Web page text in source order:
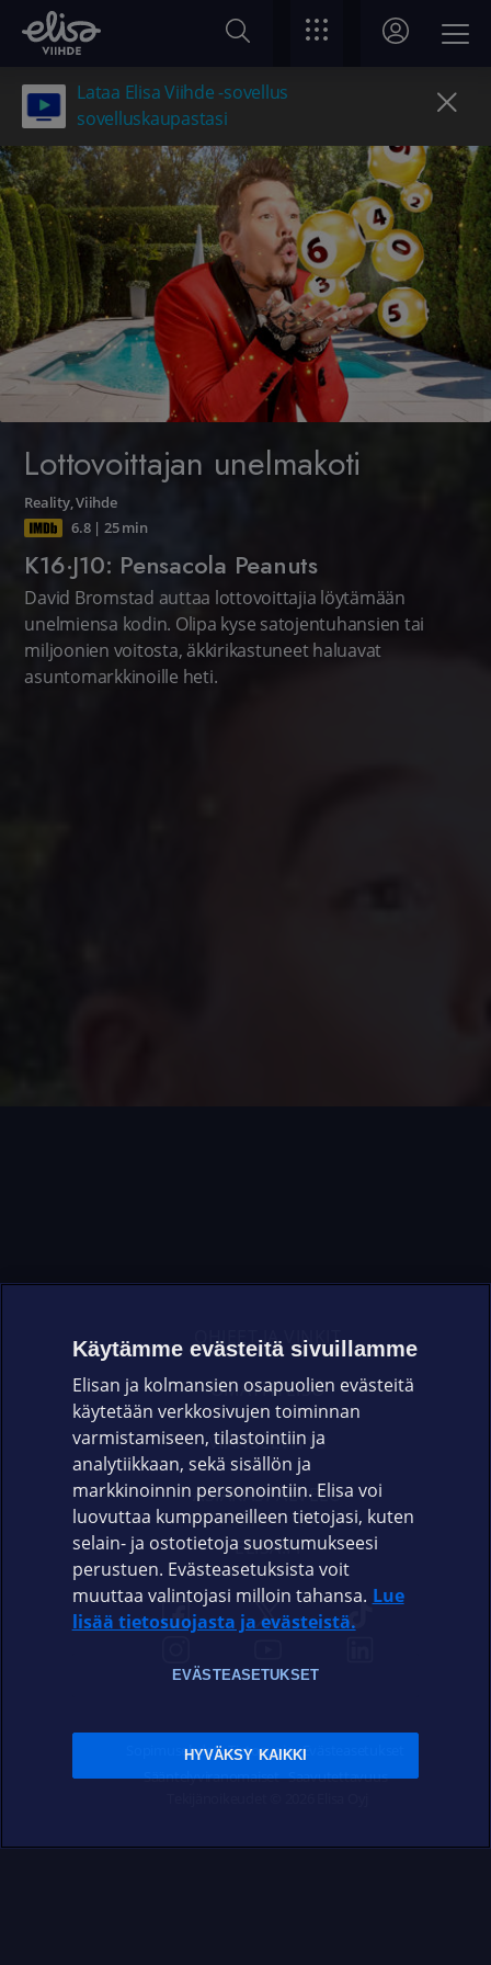
Lataa Elisa Viihde -sovellus
sovelluskaupastasi
Lottovoittajan unelmakoti
Reality,Viihde
6.8| 25 min
K16·J10: Pensacola Peanuts
David Bromstad auttaa lottovoittajia löytämään
unelmiensa kodin. Olipa kyse satojentuhansien tai
miljoonien voitosta, äkkirikastuneet haluavat
asuntomarkkinoille heti.
OHJEET JA VINKIT
OMAYHTEISÖ
VIANSELVITYS
ASIAKASPALVELU
ELISA.FI
Sopimusehdot Tietosuoja Evästeasetukset
Sääntelyviranomaiset Saavutettavuus
Käytämme evästeitä sivuillamme
Elisan ja kolmansien osapuolien evästeitä
käytetään verkkosivujen toiminnan
varmistamiseen, tilastointiin ja
analytiikkaan, sekä sisällön ja
markkinoinnin personointiin. Elisa voi
luovuttaa kumppaneilleen tietojasi, kuten
selain- ja ostotietoja suostumukseesi
perustuen. Evästeasetuksista voit
muuttaa valintojasi milloin tahansa. Lue
lisää tietosuojasta ja evästeistä.
EVÄSTEASETUKSET
HYVÄKSY KAIKKI